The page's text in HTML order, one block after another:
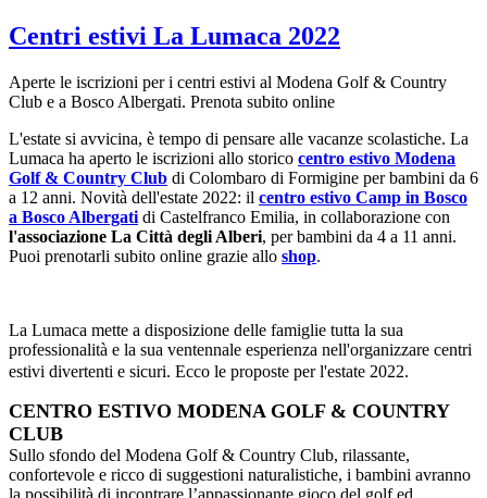
Centri estivi La Lumaca 2022
Aperte le iscrizioni per i centri estivi al Modena Golf & Country
Club e a Bosco Albergati. Prenota subito online
L'estate si avvicina, è tempo di pensare alle vacanze scolastiche. La
Lumaca ha aperto le iscrizioni allo storico centro estivo Modena
Golf & Country Club di Colombaro di Formigine per bambini da 6
a 12 anni. Novità dell'estate 2022: il centro estivo Camp in Bosco
a Bosco Albergati di Castelfranco Emilia, in collaborazione con
l'associazione La Città degli Alberi, per bambini da 4 a 11 anni.
Puoi prenotarli subito online grazie allo shop.
La Lumaca mette a disposizione delle famiglie tutta la sua
professionalità e la sua ventennale esperienza nell'organizzare centri
estivi divertenti e sicuri. Ecco le proposte per l'estate 2022.
CENTRO ESTIVO MODENA GOLF & COUNTRY
CLUB
Sullo sfondo del Modena Golf & Country Club, rilassante,
confortevole e ricco di suggestioni naturalistiche, i bambini avranno
la possibilità di incontrare l’appassionante gioco del golf ed